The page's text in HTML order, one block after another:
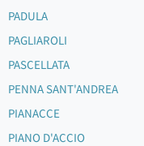
PADULA
PAGLIAROLI
PASCELLATA
PENNA SANT'ANDREA
PIANACCE
PIANO D'ACCIO